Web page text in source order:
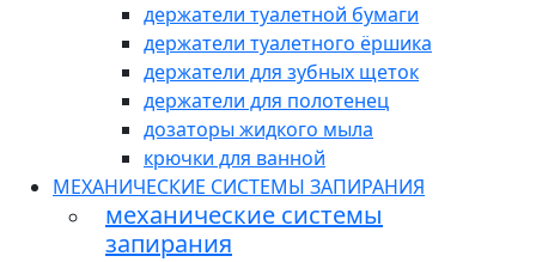
держатели туалетной бумаги
держатели туалетного ёршика
держатели для зубных щеток
держатели для полотенец
дозаторы жидкого мыла
крючки для ванной
МЕХАНИЧЕСКИЕ СИСТЕМЫ ЗАПИРАНИЯ
механические системы
запирания